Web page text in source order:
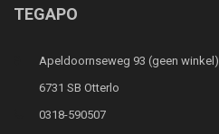
TEGAPO
Apeldoornseweg 93 (geen winkel)
6731 SB Otterlo
0318-590507